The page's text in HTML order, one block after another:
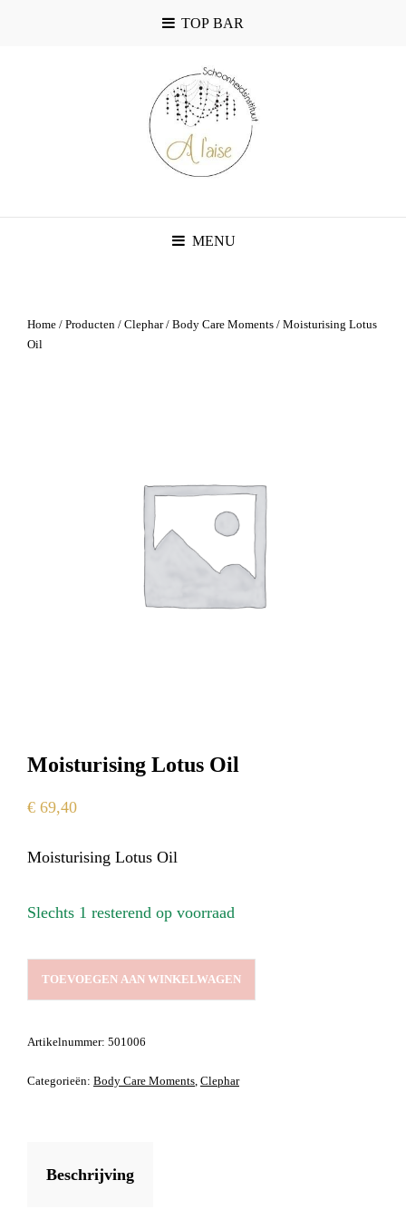
TOP BAR
MENU
Home / Producten / Clephar/ Body Care Moments / Moisturising Lotus
Oil
Moisturising Lotus Oil
€ 69,40
Moisturising Lotus Oil
Slechts 1 resterend op voorraad
LOTUS
OIL
TOEVOEGEN AAN WINKELWAGEN
Artikelnummer: 501006
Categorieën: Body Care Moments Clephar
Beschrijving